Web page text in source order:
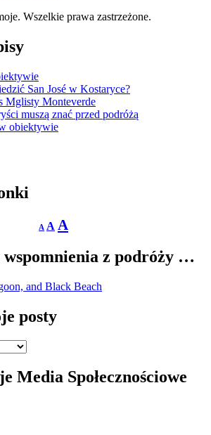
Wszelkie prawa zastrzeżone.
San José w Kostaryce?
Mglisty Monteverde
muszą znać przed podróżą
obiektywie
A
Decrease
font
A Reset
font
A
size.
z podróży …
posty
Media Społecznościowe